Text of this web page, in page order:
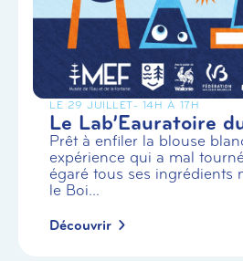
LE 29 JUILLET- 14H À 17H
Le Lab’Eauratoire
Prêt à enfiler la blouse
expérience qui a mal
égaré tous ses ingrédients
le Boi...
Découvrir